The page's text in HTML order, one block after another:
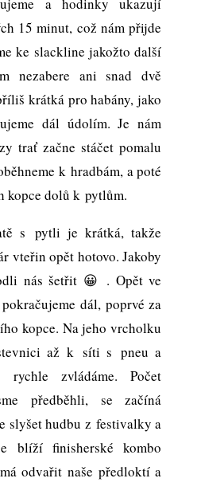
a hodinky ukazují
15 minut, což nám přijde
ke slackline jakožto další
nezabere ani snad dvě
krátká pro habány, jako
dál údolím. Je nám
trať začne stáčet pomalu
k hradbám, a poté
kopce dolů k pytlům.
s pytli je krátká, takže
vteřin opět hotovo. Jakoby
nás šetřit 😀 . Opět ve
dál, poprvé za
kopce. Na jeho vrcholku
až k síti s pneu a
rychle zvládáme. Počet
předběhli, se začíná
slyšet hudbu z festivalky a
blíží finisherské kombo
odvařit naše předloktí a